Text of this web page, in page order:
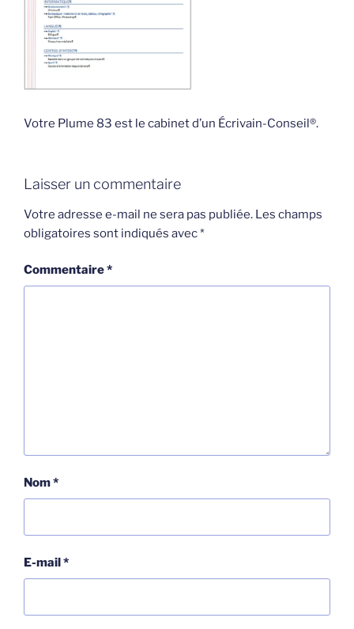
Votre Plume 83 est le cabinet d’un Écrivain-Conseil®.
Laisser un commentaire
Votre adresse e-mail ne sera pas publiée. Les champs
obligatoires sont indiqués avec*
Commentaire*
Nom*
E-mail *